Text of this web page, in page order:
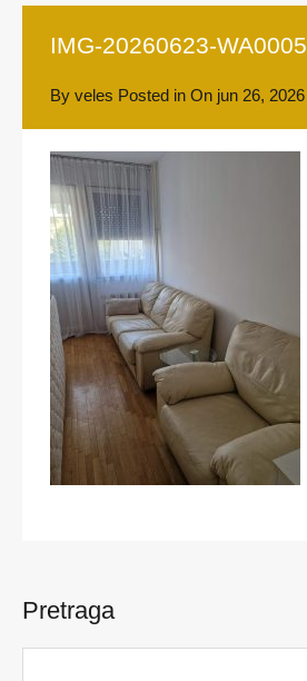
IMG-20260623-WA0005
By veles Posted in On jun 26, 2026
Pretraga